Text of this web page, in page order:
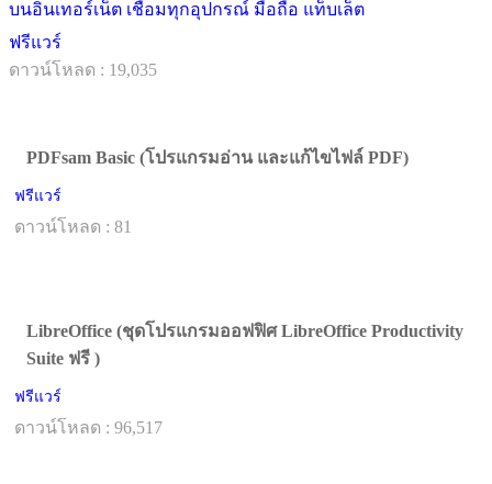
บนอินเทอร์เน็ต เชื่อมทุกอุปกรณ์ มือถือ แท็บเล็ต
ฟรีแวร์
ดาวน์โหลด : 19,035
PDFsam Basic (โปรแกรมอ่าน และแก้ไขไฟล์ PDF)
ฟรีแวร์
ดาวน์โหลด : 81
LibreOffice (ชุดโปรแกรมออฟฟิศ LibreOffice Productivity
Suite ฟรี )
ฟรีแวร์
ดาวน์โหลด : 96,517